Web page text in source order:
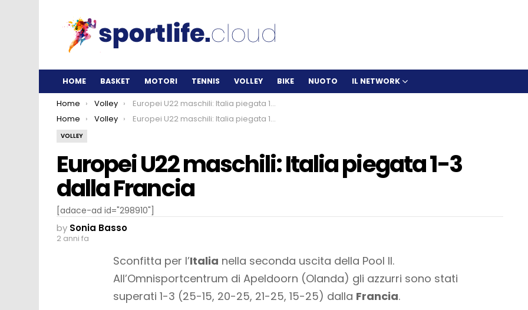
HOME BASKET MOTORI TENNIS VOLLEY BIKE NUOTO IL NETWORK
You are here:
Home Volley
Europei U22 maschili: Italia piegata 1-3 dalla Francia
You are here:
Home Volley Europei U22 maschili: Italia piegata 1-3 dalla Francia
VOLLEY
Europei U22 maschili: Italia piegata 1-3
dalla Francia
[adace-ad id="298910"]
by Sonia Basso
2 anni fa
Sconfitta per l’Italia nella seconda uscita della Pool II.
All’Omnisportcentrum di Apeldoorn (Olanda) gli azzurri sono stati
superati 1-3 (25-15, 20-25, 21-25, 15-25) dalla Francia.